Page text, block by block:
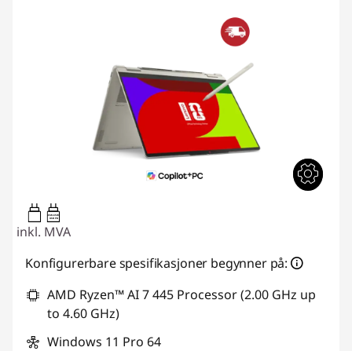
45W-65W
USB PD
inkl. MVA
Konfigurerbare spesifikasjoner begynner på:
AMD Ryzen™ AI 7 445 Processor (2.00 GHz up
to 4.60 GHz)
Windows 11 Pro 64